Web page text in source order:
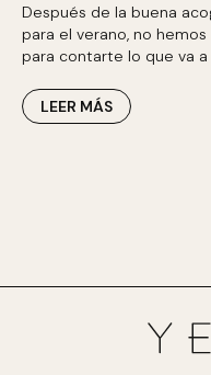
Después de la buena
para el verano, no
para contarte lo que va
LEER MÁS